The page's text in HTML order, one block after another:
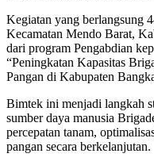
Kegiatan yang berlangsung
Kecamatan Mendo Barat,
dari program Pengabdian
“Peningkatan Kapasitas
Pangan di Kabupaten
Bimtek ini menjadi langkah
sumber daya manusia
percepatan tanam,
pangan secara berkelanjutan.